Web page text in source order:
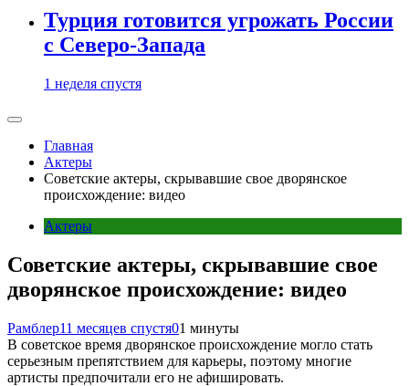
Турция готовится угрожать России
с Северо-Запада
1 неделя спустя
Главная
Актеры
Советские актеры, скрывавшие свое дворянское
происхождение: видео
Актеры
Советские актеры, скрывавшие свое
дворянское происхождение: видео
Рамблер11 месяцев спустя01 минуты
В советское время дворянское происхождение могло стать
серьезным препятствием для карьеры, поэтому многие
артисты предпочитали его не афишировать.